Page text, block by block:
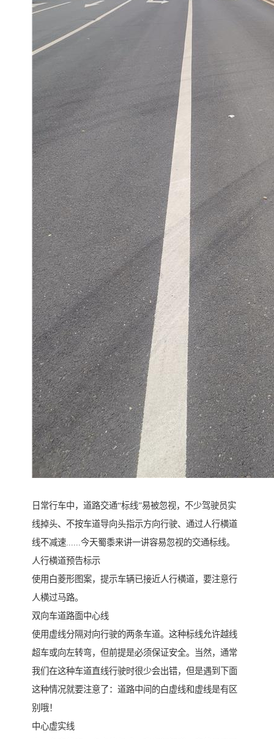
日常行车中，道路交通“标线”易被忽视，不少驾驶员实
线掉头、不按车道导向头指示方向行驶、通过人行横道
线不减速......今天蜀黍来讲一讲容易忽视的交通标线。
人行横道预告标示
使用白菱形图案，提示车辆已接近人行横道，要注意行
人横过马路。
双向车道路面中心线
使用虚线分隔对向行驶的两条车道。这种标线允许越线
超车或向左转弯，但前提是必须保证安全。当然，通常
我们在这种车道直线行驶时很少会出错，但是遇到下面
这种情况就要注意了：道路中间的白虚线和虚线是有区
别哦！
中心虚实线